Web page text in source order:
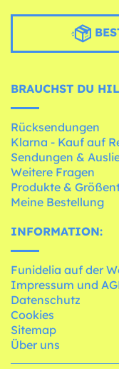
BRAUCHST DU
Rücksendungen
Klarna - Kauf auf
Sendungen &
Weitere Fragen
Produkte &
Meine Bestellung
INFORMATION:
Funidelia auf der
Impressum und
Datenschutz
Cookies
Sitemap
Über uns